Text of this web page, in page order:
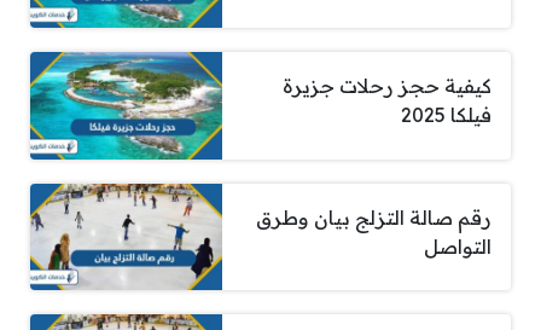
كيفية حجز رحلات جزيرة
فيلكا 2025
رقم صالة التزلج بيان وطرق
التواصل